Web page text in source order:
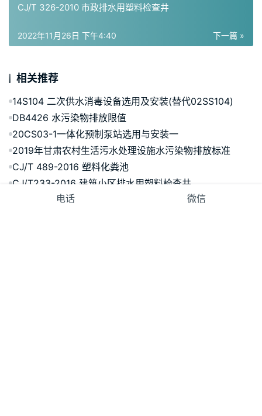
CJ/T 326-2010 市政排水用塑料检查井
下一篇 »
2022年11月26日 下午4:40
相关推荐
14S104 二次供水消毒设备选用及安装(替代02SS104)
DB4426 水污染物排放限值
20CS03-1一体化预制泵站选用与安装一
2019年甘肃农村生活污水处理设施水污染物排放标准
CJ/T 489-2016 塑料化粪池
CJ/T233-2016 建筑小区排水用塑料检查井
04S301 建筑排水设备附件选用安装
电话 微信